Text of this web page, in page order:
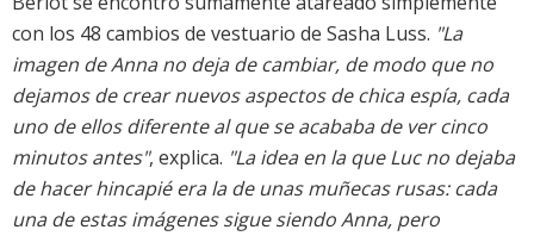
con los 48 cambios de vestuario de Sasha Luss. "La
imagen de Anna no deja de cambiar, de modo que no
dejamos de crear nuevos aspectos de chica espía, cada
uno de ellos diferente al que se acababa de ver cinco
minutos antes", explica. "La idea en la que Luc no dejaba
de hacer hincapié era la de unas muñecas rusas: cada
una de estas imágenes sigue siendo Anna, pero